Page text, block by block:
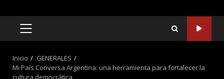
MENÚ
Inicio
GENERALES
Mi País Conversa Argentina: una herramienta para fortalecer la
cultura democrática